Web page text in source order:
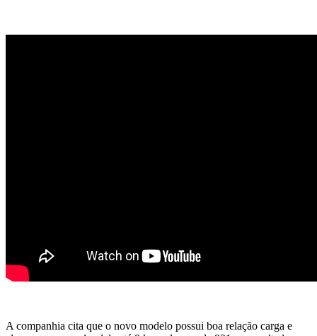
A companhia cita que o novo modelo possui boa relação carga e